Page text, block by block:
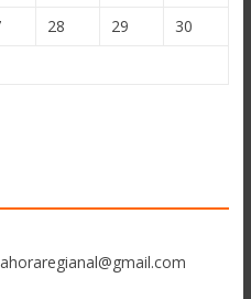
28 29
30